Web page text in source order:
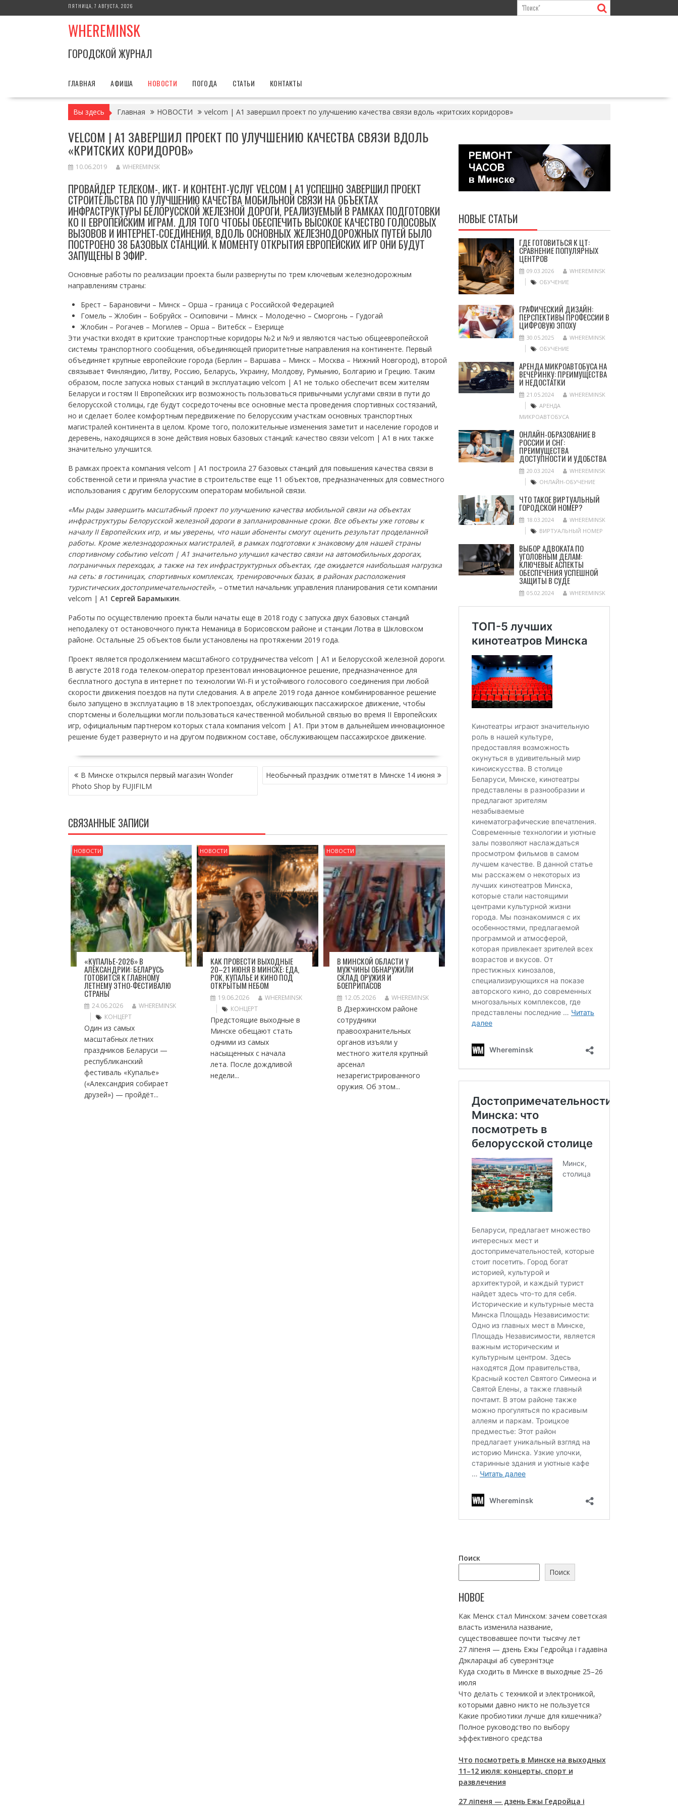
к
ПЯТНИЦА, 7 АВГУСТА, 2026
WHEREMINSK
ГОРОДСКОЙ ЖУРНАЛ
ГЛАВНАЯ АФИША НОВОСТИ ПОГОДА СТАТЬИ КОНТАКТЫ
Вы здесь Главная НОВОСТИ velcom | A1 завершил проект по улучшению качества связи вдоль «критских коридоров»
VELCOM | A1 ЗАВЕРШИЛ ПРОЕКТ ПО УЛУЧШЕНИЮ КАЧЕСТВА СВЯЗИ ВДОЛЬ
«КРИТСКИХ КОРИДОРОВ»
10.06.2019 WHEREMINSK
ПРОВАЙДЕР ТЕЛЕКОМ-, ИКТ- И КОНТЕНТ-УСЛУГ VELCOM | A1 УСПЕШНО ЗАВЕРШИЛ ПРОЕКТ
СТРОИТЕЛЬСТВА ПО УЛУЧШЕНИЮ КАЧЕСТВА МОБИЛЬНОЙ СВЯЗИ НА ОБЪЕКТАХ
ИНФРАСТРУКТУРЫ БЕЛОРУССКОЙ ЖЕЛЕЗНОЙ ДОРОГИ, РЕАЛИЗУЕМЫЙ В РАМКАХ ПОДГОТОВКИ
КО II ЕВРОПЕЙСКИМ ИГРАМ. ДЛЯ ТОГО ЧТОБЫ ОБЕСПЕЧИТЬ ВЫСОКОЕ КАЧЕСТВО ГОЛОСОВЫХ
ВЫЗОВОВ И ИНТЕРНЕТ-СОЕДИНЕНИЯ, ВДОЛЬ ОСНОВНЫХ ЖЕЛЕЗНОДОРОЖНЫХ ПУТЕЙ БЫЛО
ПОСТРОЕНО 38 БАЗОВЫХ СТАНЦИЙ. К МОМЕНТУ ОТКРЫТИЯ ЕВРОПЕЙСКИХ ИГР ОНИ БУДУТ
ЗАПУЩЕНЫ В ЭФИР.
Основные работы по реализации проекта были развернуты по трем ключевым железнодорожным
направлениям страны:
Брест – Барановичи – Минск – Орша – граница с Российской Федерацией
Гомель – Жлобин – Бобруйск – Осиповичи – Минск – Молодечно – Сморгонь – Гудогай
Жлобин – Рогачев – Могилев – Орша – Витебск – Езерище
Эти участки входят в критские транспортные коридоры №2 и №9 и являются частью общеевропейской
системы транспортного сообщения, объединяющей приоритетные направления на континенте. Первый
объединяет крупные европейские города (Берлин – Варшава – Минск – Москва – Нижний Новгород), второй
связывает Финляндию, Литву, Россию, Беларусь, Украину, Молдову, Румынию, Болгарию и Грецию. Таким
образом, после запуска новых станций в эксплуатацию velcom | A1 не только обеспечит всем жителям
Беларуси и гостям II Европейских игр возможность пользоваться привычными услугами связи в пути до
белорусской столицы, где будут сосредоточены все основные места проведения спортивных состязаний,
но и сделает более комфортным передвижение по белорусским участкам основных транспортных
магистралей континента в целом. Кроме того, положительные изменения заметит и население городов и
деревень, находящихся в зоне действия новых базовых станций: качество связи velcom | A1 в них также
значительно улучшится.
В рамках проекта компания velcom | A1 построила 27 базовых станций для повышения качества связи в
собственной сети и приняла участие в строительстве еще 11 объектов, предназначенных для совместного
использования с другим белорусским операторам мобильной связи.
«Мы рады завершить масштабный проект по улучшению качества мобильной связи на объектах
инфраструктуры Белорусской железной дороги в запланированные сроки. Все объекты уже готовы к
началу II Европейских игр, и мы уверены, что наши абоненты смогут оценить результат проделанной
работы. Кроме железнодорожных магистралей, в рамках подготовки к знаковому для нашей страны
спортивному событию velcom | A1 значительно улучшил качество связи на автомобильных дорогах,
пограничных переходах, а также на тех инфраструктурных объектах, где ожидается наибольшая нагрузка
на сеть: в гостиницах, спортивных комплексах, тренировочных базах, в районах расположения
туристических достопримечательностей», –отметил начальник управления планирования сети компании
velcom | A1 Сергей Барамыкин.
Работы по осуществлению проекта были начаты еще в 2018 году с запуска двух базовых станций
неподалеку от остановочного пункта Неманица в Борисовском районе и станции Лотва в Шкловском
районе. Остальные 25 объектов были установлены на протяжении 2019 года.
Проект является продолжением масштабного сотрудничества velcom | A1 и Белорусской железной дороги.
В августе 2018 года телеком-оператор презентовал инновационное решение, предназначенное для
бесплатного доступа в интернет по технологии Wi-Fi и устойчивого голосового соединения при любой
скорости движения поездов на пути следования. А в апреле 2019 года данное комбинированное решение
было запущено в эксплуатацию в 18 электропоездах, обслуживающих пассажирское движение, чтобы
спортсмены и болельщики могли пользоваться качественной мобильной связью во время II Европейских
игр, официальным партнером которых стала компания velcom | A1. При этом в дальнейшем инновационное
решение будет развернуто и на другом подвижном составе, обслуживающем пассажирское движение.
НАВИГАЦИЯ
ПО
ЗАПИСЯМ
В Минске открылся первый магазин Wonder
Photo Shop by FUJIFILM
Необычный праздник отметят в Минске 14 июня
СВЯЗАННЫЕ ЗАПИСИ
НОВОСТИ
«КУПАЛЬЕ-2026» В
АЛЕКСАНДРИИ: БЕЛАРУСЬ
ГОТОВИТСЯ К ГЛАВНОМУ
ЛЕТНЕМУ ЭТНО-ФЕСТИВАЛЮ
СТРАНЫ
24.06.2026
WHEREMINSK
КОНЦЕРТ
Один из самых
масштабных летних
праздников Беларуси —
республиканский
фестиваль «Купалье»
(«Александрия собирает
друзей») — пройдёт...
НОВОСТИ
КАК ПРОВЕСТИ ВЫХОДНЫЕ
20–21 ИЮНЯ В МИНСКЕ: ЕДА,
РОК, КУПАЛЬЕ И КИНО ПОД
ОТКРЫТЫМ НЕБОМ
19.06.2026
WHEREMINSK
КОНЦЕРТ
Предстоящие выходные в
Минске обещают стать
одними из самых
насыщенных с начала
лета. После дождливой
недели...
НОВОСТИ
В МИНСКОЙ ОБЛАСТИ У
МУЖЧИНЫ ОБНАРУЖИЛИ
СКЛАД ОРУЖИЯ И
БОЕПРИПАСОВ
12.05.2026 WHEREMINSK
В Дзержинском районе
сотрудники
правоохранительных
органов изъяли у
местного жителя крупный
арсенал
незарегистрированного
оружия. Об этом...
НОВЫЕ СТАТЬИ
ГДЕ ГОТОВИТЬСЯ К ЦТ:
СРАВНЕНИЕ ПОПУЛЯРНЫХ
ЦЕНТРОВ
09.03.2026
WHEREMINSK
ОБУЧЕНИЕ
ГРАФИЧЕСКИЙ ДИЗАЙН:
ПЕРСПЕКТИВЫ ПРОФЕССИИ В
ЦИФРОВУЮ ЭПОХУ
30.05.2025
WHEREMINSK
ОБУЧЕНИЕ
АРЕНДА МИКРОАВТОБУСА НА
ВЕЧЕРИНКУ: ПРЕИМУЩЕСТВА
И НЕДОСТАТКИ
21.05.2024
WHEREMINSK
АРЕНДА
МИКРОАВТОБУСА
ОНЛАЙН-ОБРАЗОВАНИЕ В
РОССИИ И СНГ:
ПРЕИМУЩЕСТВА
ДОСТУПНОСТИ И УДОБСТВА
20.03.2024
WHEREMINSK
ОНЛАЙН-ОБУЧЕНИЕ
ЧТО ТАКОЕ ВИРТУАЛЬНЫЙ
ГОРОДСКОЙ НОМЕР?
18.03.2024
WHEREMINSK
ВИРТУАЛЬНЫЙ НОМЕР
ВЫБОР АДВОКАТА ПО
УГОЛОВНЫМ ДЕЛАМ:
КЛЮЧЕВЫЕ АСПЕКТЫ
ОБЕСПЕЧЕНИЯ УСПЕШНОЙ
ЗАЩИТЫ В СУДЕ
05.02.2024 WHEREMINSK
Поиск
Поиск
НОВОЕ
Как Менск стал Минском: зачем советская
власть изменила название,
существовавшее почти тысячу лет
27 ліпеня — дзень Ежы Гедройца і гадавіна
Дэкларацыі аб суверэнітэце
Куда сходить в Минске в выходные 25–26
июля
Что делать с техникой и электроникой,
которыми давно никто не пользуется
Какие пробиотики лучше для кишечника?
Полное руководство по выбору
эффективного средства
Что посмотреть в Минске на выходных
11–12 июля: концерты, спорт и
развлечения
27 ліпеня — дзень Ежы Гедройца і